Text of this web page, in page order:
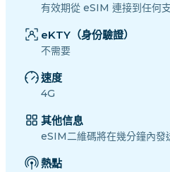
有效期從 eSIM 連接到任何
eKTY（身份驗證）
不需要
速度
4G
其他信息
eSIM二維碼將在幾分鐘內發
熱點